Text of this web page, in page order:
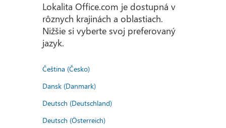
Lokalita Office.com je dostupná v
rôznych krajinách a oblastiach.
Nižšie si vyberte svoj preferovaný
jazyk.
Čeština (Česko)
Dansk (Danmark)
Deutsch (Deutschland)
Deutsch (Österreich)